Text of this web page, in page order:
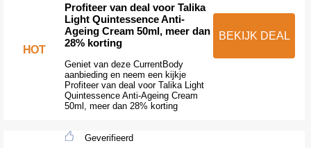
HOT
Profiteer van deal voor Talika
Light Quintessence Anti-
Ageing Cream 50ml, meer dan
28% korting
Geniet van deze CurrentBody
aanbieding en neem een kijkje
Profiteer van deal voor Talika Light
Quintessence Anti-Ageing Cream
50ml, meer dan 28% korting
BEKIJK DEAL
Geverifieerd